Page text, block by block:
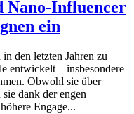
Nano-Influencer
ein
den letzten Jahren zu
entwickelt – insbesondere
Obwohl sie über
dank der engen
Engage...